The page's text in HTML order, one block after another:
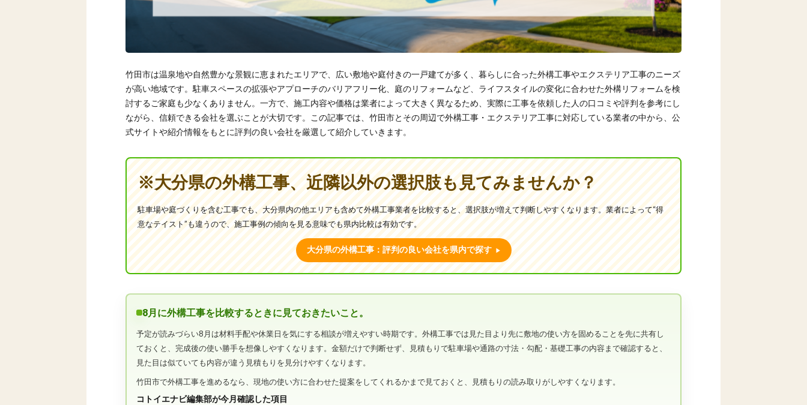
竹田市は温泉地や自然豊かな景観に恵まれたエリアで、広い敷地や庭付きの一戸建てが多く、暮らしに合った外構工事やエクステリア工事のニーズ
が高い地域です。駐車スペースの拡張やアプローチのバリアフリー化、庭のリフォームなど、ライフスタイルの変化に合わせた外構リフォームを検
討するご家庭も少なくありません。一方で、施工内容や価格は業者によって大きく異なるため、実際に工事を依頼した人の口コミや評判を参考にし
ながら、信頼できる会社を選ぶことが大切です。この記事では、竹田市とその周辺で外構工事・エクステリア工事に対応している業者の中から、公
式サイトや紹介情報をもとに評判の良い会社を厳選して紹介していきます。
※大分県の外構工事、近隣以外の選択肢も見てみませんか？
駐車場や庭づくりを含む工事でも、大分県内の他エリアも含めて外構工事業者を比較すると、選択肢が増えて判断しやすくなります。業者によって“得
意なテイスト”も違うので、施工事例の傾向を見る意味でも県内比較は有効です。
大分県の外構工事：評判の良い会社を県内で探す
8月に外構工事を比較するときに見ておきたいこと。
予定が読みづらい8月は材料手配や休業日を気にする相談が増えやすい時期です。外構工事では見た目より先に敷地の使い方を固めることを先に共有し
ておくと、完成後の使い勝手を想像しやすくなります。金額だけで判断せず、見積もりで駐車場や通路の寸法・勾配・基礎工事の内容まで確認すると、
見た目は似ていても内容が違う見積もりを見分けやすくなります。
竹田市で外構工事を進めるなら、現地の使い方に合わせた提案をしてくれるかまで見ておくと、見積もりの読み取りがしやすくなります。
コトイエナビ編集部が今月確認した項目